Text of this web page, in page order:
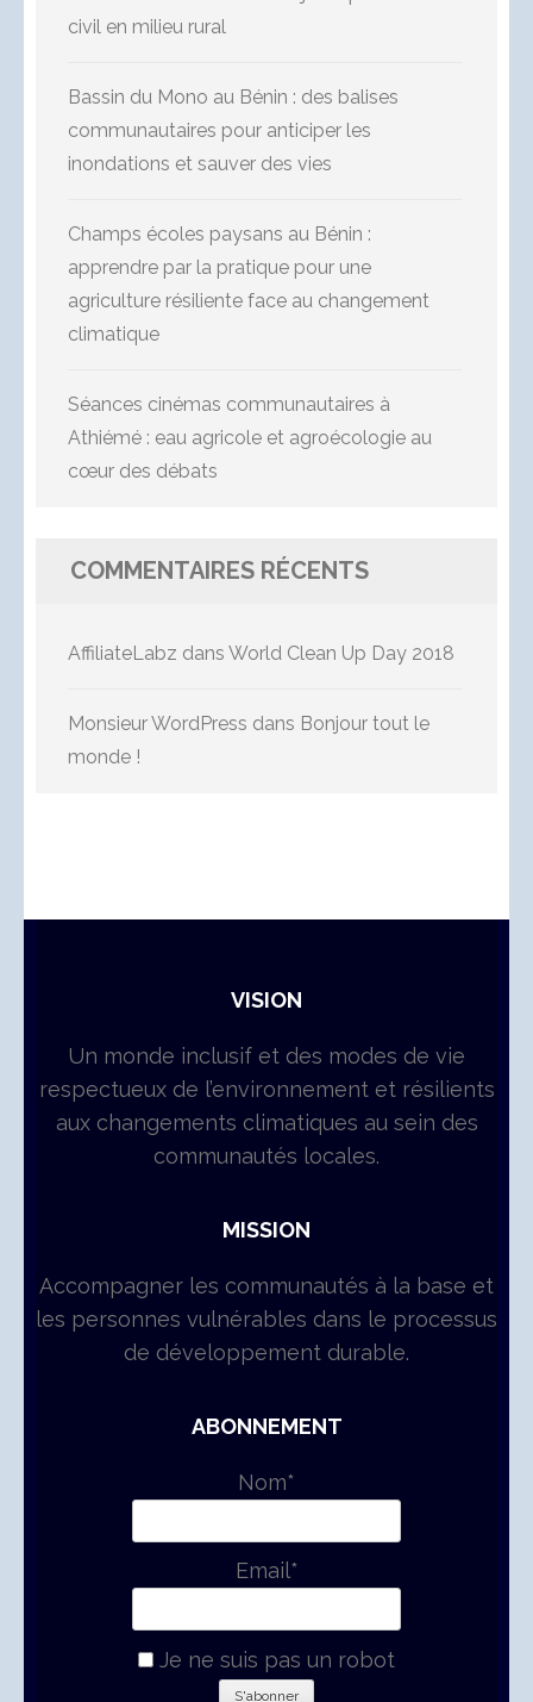
civil en milieu rural
Bassin du Mono au Bénin : des balises
communautaires pour anticiper les
inondations et sauver des vies
Champs écoles paysans au Bénin :
apprendre par la pratique pour une
agriculture résiliente face au changement
climatique
Séances cinémas communautaires à
Athiémé : eau agricole et agroécologie au
cœur des débats
COMMENTAIRES RÉCENTS
AffiliateLabz dans World Clean Up Day 2018
Monsieur WordPress dans Bonjour tout le
monde !
VISION
Un monde inclusif et des modes de vie
respectueux de l’environnement et résilients
aux changements climatiques au sein des
communautés locales.
MISSION
Accompagner les communautés à la base et
les personnes vulnérables dans le processus
de développement durable.
ABONNEMENT
Nom*
Email*
Je ne suis pas un robot